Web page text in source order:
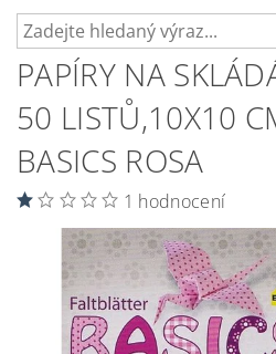
PAPÍRY NA
50 LISTŮ,10X10
BASICS ROSA
1 hodnocení